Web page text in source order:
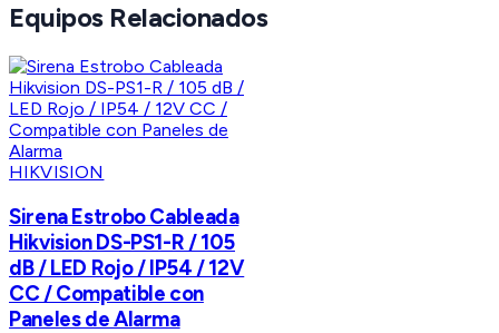
Equipos Relacionados
HIKVISION
Sirena Estrobo Cableada
Hikvision DS-PS1-R / 105
dB / LED Rojo / IP54 / 12V
CC / Compatible con
Paneles de Alarma